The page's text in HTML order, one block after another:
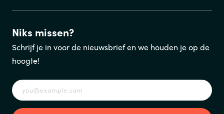
Niks missen?
Schrijf je in voor de nieuwsbrief en we houden je op de
hoogte!